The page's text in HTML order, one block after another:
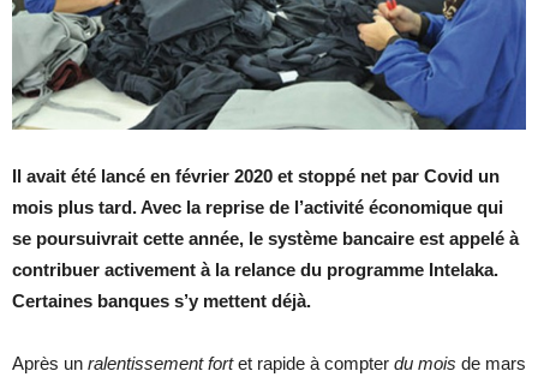
Il avait été lancé en février 2020 et stoppé net par Covid un
mois plus tard.Avec la reprise de l’activité économique qui
se poursuivrait cette année, le système bancaire est appelé à
contribuer activement à la relance du programme Intelaka.
Certaines banques s’y mettent déjà.
Après un ralentissement fortet rapide à compter du mois de mars